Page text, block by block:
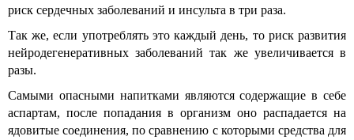
риск сердечных заболеваний и инсульта в три раза.
Так же, если употреблять это каждый день, то риск развития
нейродегенеративных заболеваний так же увеличивается в
разы.
Самыми опасными напитками являются содержащие в себе
аспартам, после попадания в организм оно распадается на
ядовитые соединения, по сравнению с которыми средства для